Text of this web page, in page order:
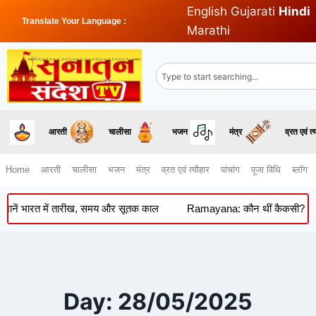
Translate Your Language :
English Gujarati Hindi
Marathi
आरती चालीसा भजन मंत्र व्रत एवं
Home आरती चालीसा भजन मंत्र व्रत एवं त्यौहार पांचांग पूजा विधि ब्लॉग
भारत में तारीख, समय और सूतक काल Ramayana: कौन थीं कैकसी?
Day: 28/05/2025